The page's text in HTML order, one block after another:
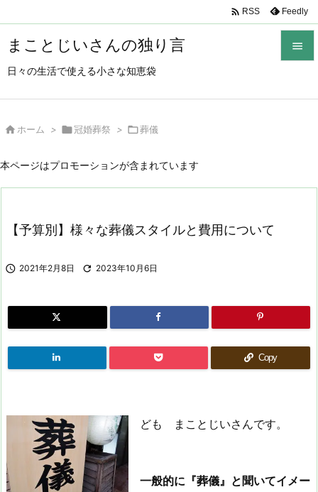
まことじいさんの独り言
日々の生活で使える小さな知恵袋


 RSS Feedly
 ホーム > 冠婚葬祭 > 葬儀
本ページはプロモーションが含まれています
【予算別】様々な葬儀スタイルと費用について
 2021年2月8日  2023年10月6日
Copy
ども まことじいさんです。
一般的に『葬儀』と聞いてイメー